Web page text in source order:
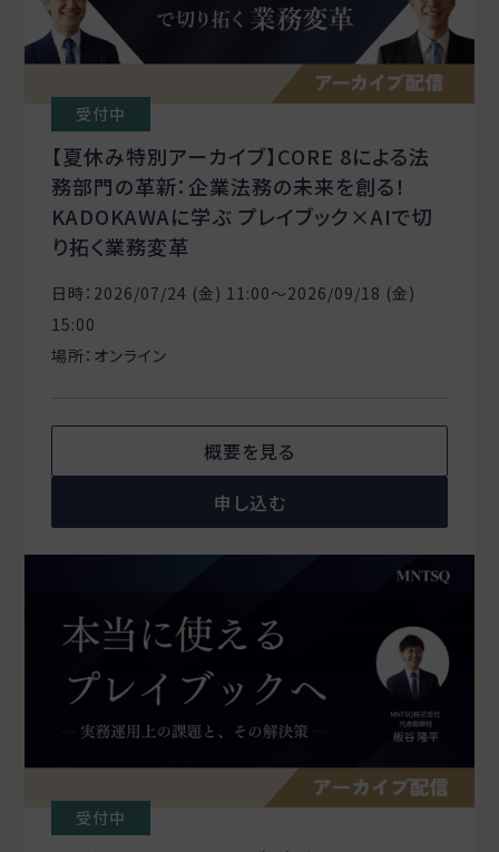
受付中
【夏休み特別アーカイブ】CORE 8による法
務部門の革新：企業法務の未来を創る！
KADOKAWAに学ぶ プレイブック×AIで切
り拓く業務変革
日時：2026/07/24 (金) 11:00〜2026/09/18 (金)
15:00
場所：オンライン
概要を見る
申し込む
受付中